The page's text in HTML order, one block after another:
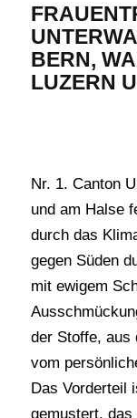
BERN,
LUZERN
Nr. 1. Canton
und am Halse
durch das
gegen Süden
mit ewigem
der Stoffe, aus
vom
Das Vorderteil
gemustert,